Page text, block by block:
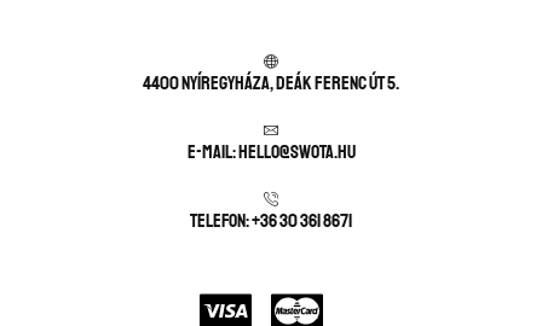
4400 Nyíregyháza, Deák Ferenc út 5.
E-mail: hello@swota.hu
Telefon: +36 30 361 8671